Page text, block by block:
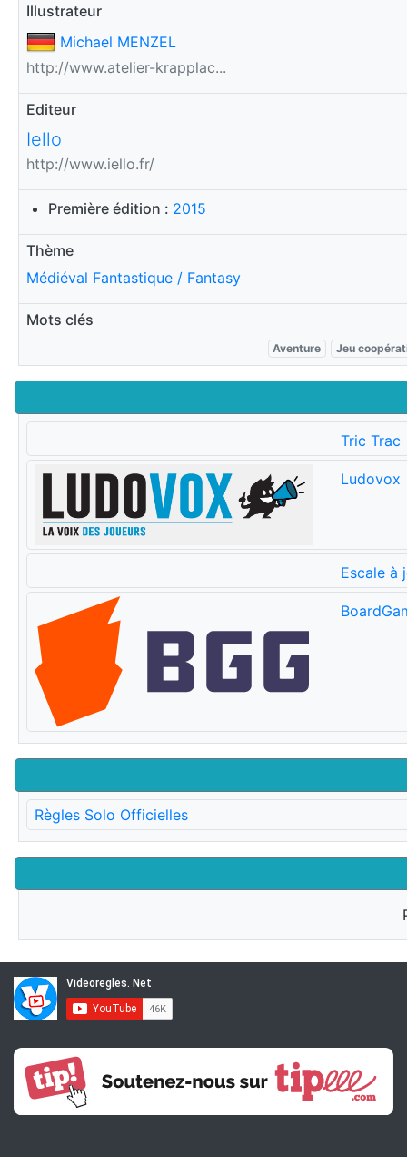
Illustrateur
Michael MENZEL
http://www.atelier-krapplac...
Editeur
Iello
http://www.iello.fr/
Première édition : 2015
Thème
Médiéval Fantastique / Fantasy
Mots clés
Aventure Jeu
Tric Trac
Ludovox
Escale à
Règles Solo Officielles